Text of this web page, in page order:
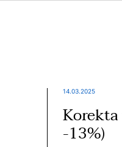
14.03.2025
Korekta
-13%)